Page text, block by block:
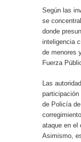
Según las
se
donde
inteligencia
de menores
Fuerza
Las
de Policía
ataque en el
Asimismo,